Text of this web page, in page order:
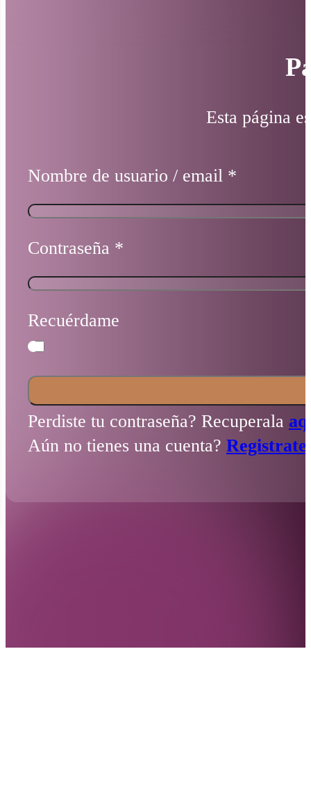
Esta página
Nombre de usuario / email *
Contraseña *
Recuérdame
Perdiste tu contraseña? Recuperala
Aún no tienes una cuenta?